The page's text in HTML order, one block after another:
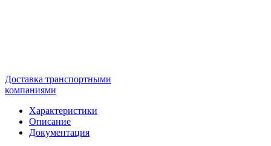
Доставка транспортными
компаниями
Характеристики
Описание
Документация